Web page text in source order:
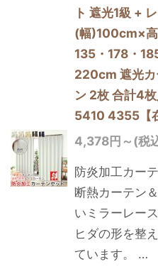
ト 遮光1級 +
(幅)100cm×
135・178・
220cm 遮光カ
ン 2枚 合計4
5410 4355【
4,378円～(税
防炎加工カー
断熱カーテン
いミラーレー
ヒダの形を整
ています。 …